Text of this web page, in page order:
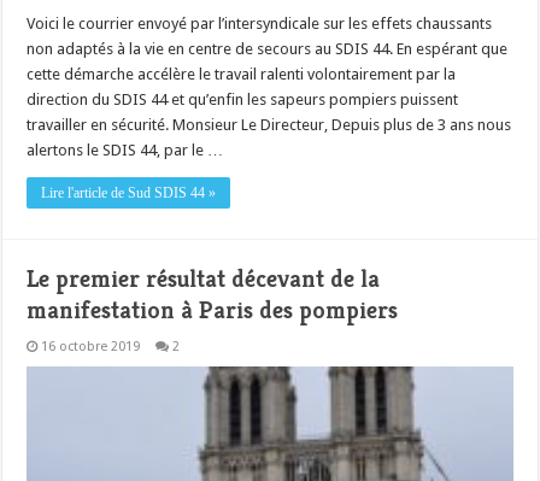
Voici le courrier envoyé par l’intersyndicale sur les effets chaussants
non adaptés à la vie en centre de secours au SDIS 44. En espérant que
cette démarche accélère le travail ralenti volontairement par la
direction du SDIS 44 et qu’enfin les sapeurs pompiers puissent
travailler en sécurité. Monsieur Le Directeur, Depuis plus de 3 ans nous
alertons le SDIS 44, par le …
Lire l'article de Sud SDIS 44 »
Le premier résultat décevant de la
manifestation à Paris des pompiers
16 octobre 2019 2